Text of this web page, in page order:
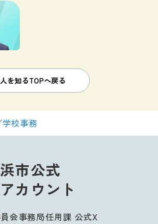
人を知るTOPへ戻る
学校事務
市公式
カウント
会事務局任用課 公式X